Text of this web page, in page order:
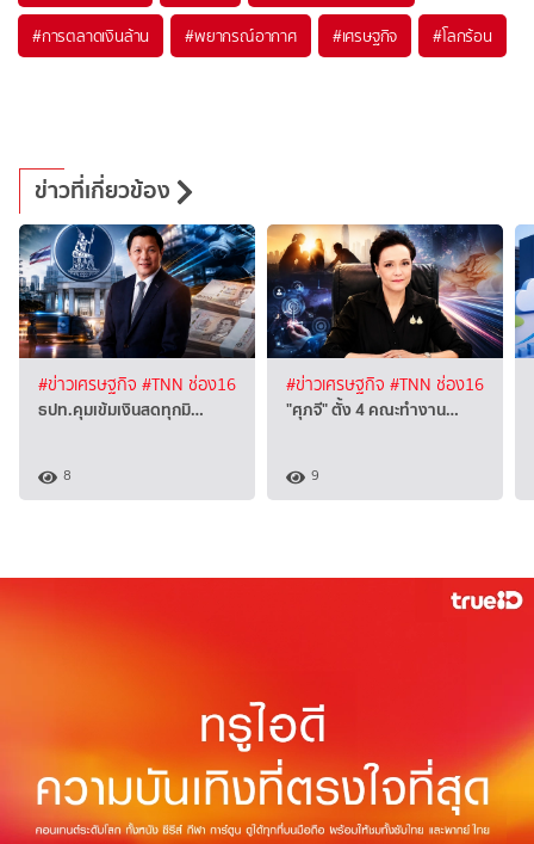
#การตลาดเงินล้าน #พยากรณ์อากาศ #เศรษฐกิจ #โลกร้อน
ข่าวที่เกี่ยวข้อง
#ข่าวเศรษฐกิจ #TNN ช่อง16
ธปท.คุมเข้มเงินสดทุกมิ…
8
#ข่าวเศรษฐกิจ #TNN ช่อง16
"ศุภจี" ตั้ง 4 คณะทำงาน…
9